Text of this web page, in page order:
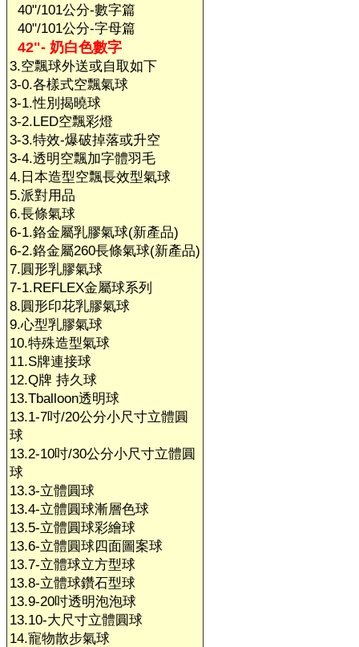
40"/101公分-數字篇
40"/101公分-字母篇
42"- 奶白色數字
3.空飄球外送或自取如下
3-0.各樣式空飄氣球
3-1.性別揭曉球
3-2.LED空飄彩燈
3-3.特效-爆破掉落或升空
3-4.透明空飄加字體羽毛
4.日本造型空飄長效型氣球
5.派對用品
6.長條氣球
6-1.鉻金屬乳膠氣球(新產品)
6-2.鉻金屬260長條氣球(新產品)
7.圓形乳膠氣球
7-1.REFLEX金屬球系列
8.圓形印花乳膠氣球
9.心型乳膠氣球
10.特殊造型氣球
11.S牌連接球
12.Q牌 持久球
13.Tballoon透明球
13.1-7吋/20公分小尺寸立體圓
球
13.2-10吋/30公分小尺寸立體圓
球
13.3-立體圓球
13.4-立體圓球漸層色球
13.5-立體圓球彩繪球
13.6-立體圓球四面圖案球
13.7-立體球立方型球
13.8-立體球鑽石型球
13.9-20吋透明泡泡球
13.10-大尺寸立體圓球
14.寵物散步氣球